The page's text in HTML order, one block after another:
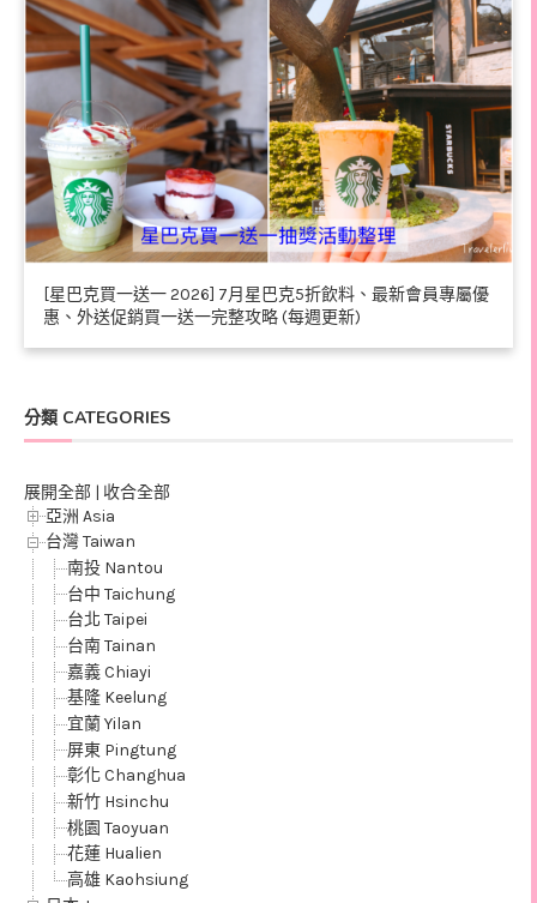
[星巴克買一送一 2026] 7月星巴克5折飲料、最新會員專屬優
惠、外送促銷買一送一完整攻略 (每週更新)
分類 CATEGORIES
展開全部 | 收合全部
亞洲 Asia
台灣 Taiwan
南投 Nantou
台中 Taichung
台北 Taipei
台南 Tainan
嘉義 Chiayi
基隆 Keelung
宜蘭 Yilan
屏東 Pingtung
彰化 Changhua
新竹 Hsinchu
桃園 Taoyuan
花蓮 Hualien
高雄 Kaohsiung